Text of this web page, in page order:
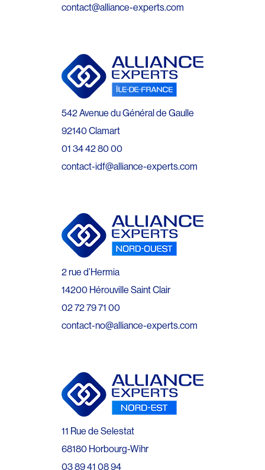
contact@alliance-experts.com
542 Avenue du Général de Gaulle
92140 Clamart
01 34 42 80 00
contact-idf@alliance-experts.com
2 rue d’Hermia
14200 Hérouville Saint Clair
02 72 79 71 00
contact-no@alliance-experts.com
11 Rue de Selestat
68180 Horbourg-Wihr
03 89 41 08 94